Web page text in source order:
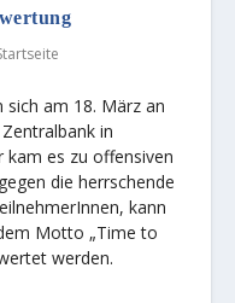
sich am 18. März an
in
kam es zu offensiven
die herrschende
kann
Motto „Time to
werden.